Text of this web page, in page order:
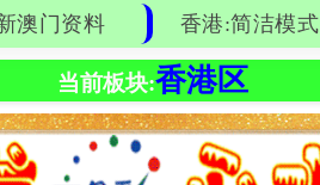
澳门资料 香港:简洁模式
当前板块:香港区